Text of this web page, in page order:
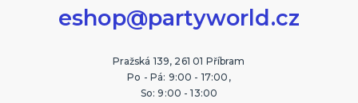
eshop@partyworld.cz
Pražská 139, 261 01 Příbram
Po - Pá: 9:00 - 17:00,
So: 9:00 - 13:00